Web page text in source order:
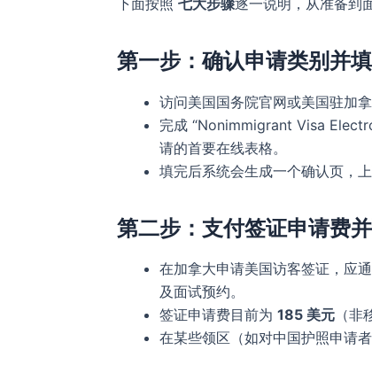
下面按照 七大步骤逐一说明，从准备到
第一步：确认申请类别并
访问美国国务院官网或美国驻加
完成 “Nonimmigrant Visa
请的首要在线表格。
填完后系统会生成一个确认页，
第二步：支付签证申请费
在加拿大申请美国访客签证，应
及面试预约。
签证申请费目前为 185 美元 （
在某些领区（如对中国护照申请